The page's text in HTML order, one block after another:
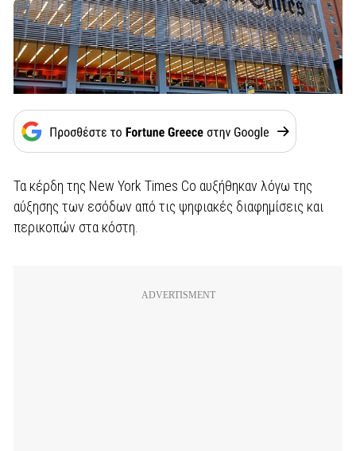
Τα κέρδη της New York Times Co αυξήθηκαν λόγω της
αύξησης των εσόδων από τις ψηφιακές διαφημίσεις και
περικοπών στα κόστη.